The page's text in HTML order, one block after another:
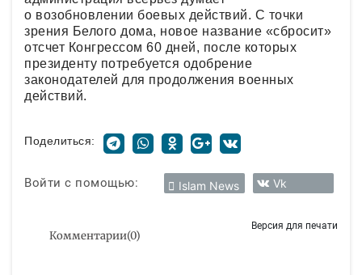
о возобновлении боевых действий. С точки
зрения Белого дома, новое название «сбросит»
отсчет Конгрессом 60 дней, после которых
президенту потребуется одобрение
законодателей для продолжения военных
действий.
Поделиться:
Войти с помощью: Islam News Vk
Комментарии(0)
Версия для печати